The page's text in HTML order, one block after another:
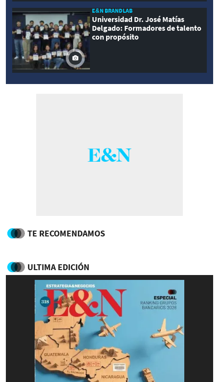
E&N BRANDLAB
Universidad Dr. José Matías
Delgado: Formadores de talento
con propósito
TE RECOMENDAMOS
ULTIMA EDICIÓN